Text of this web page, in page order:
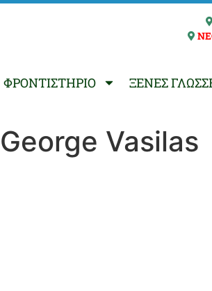
ΦΡΟΝΤΙΣΤΗΡΙΟ ΞΕΝΕΣ
Vasilas